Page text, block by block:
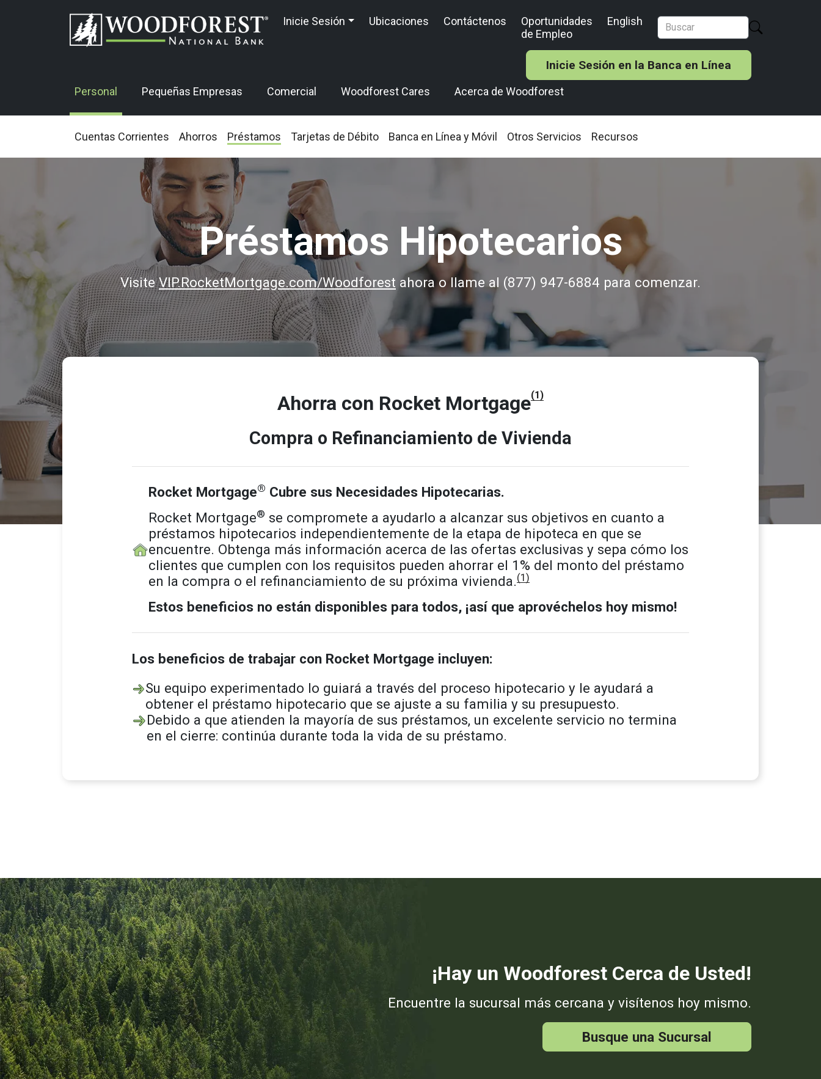
Inicie Sesión Ubicaciones Contáctenos
Oportunidades
de Empleo
English
Inicie Sesión en la Banca en Línea
Personal Pequeñas Empresas Comercial Woodforest Cares Acerca de Woodforest
Cuentas Corrientes Ahorros Préstamos Tarjetas de Débito Banca en Línea y Móvil Otros Servicios Recursos
Préstamos Hipotecarios
VisiteVIP.RocketMortgage.com/Woodforest ahora o llame al (877) 947-6884 para comenzar.
Ahorra con Rocket Mortgage(1)
Compra o Refinanciamiento de Vivienda
Rocket Mortgage® Cubre sus Necesidades Hipotecarias.
Rocket Mortgage® se compromete a ayudarlo a alcanzar sus objetivos en cuanto a
préstamos hipotecarios independientemente de la etapa de hipoteca en que se
encuentre. Obtenga más información acerca de las ofertas exclusivas y sepa cómo los
clientes que cumplen con los requisitos pueden ahorrar el 1% del monto del préstamo
en la compra o el refinanciamiento de su próxima vivienda.(1)
Estos beneficios no están disponibles para todos, ¡así que aprovéchelos hoy mismo!
Los beneficios de trabajar con Rocket Mortgage incluyen:
Su equipo experimentado lo guiará a través del proceso hipotecario y le ayudará a
obtener el préstamo hipotecario que se ajuste a su familia y su presupuesto.
Debido a que atienden la mayoría de sus préstamos, un excelente servicio no termina
en el cierre: continúa durante toda la vida de su préstamo.
¡Hay un Woodforest Cerca de Usted!
Encuentre la sucursal más cercana y visítenos hoy mismo.
Busque una Sucursal